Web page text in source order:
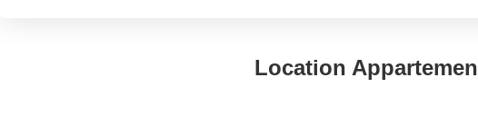
Location